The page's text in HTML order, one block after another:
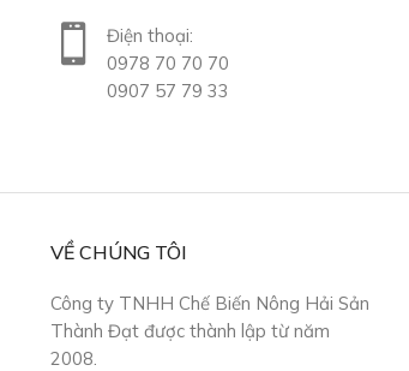
Điện thoại:
0978 70 70 70
0907 57 79 33
VỀ CHÚNG TÔI
Công ty TNHH Chế Biến Nông Hải Sản
Thành Đạt được thành lập từ năm
2008.